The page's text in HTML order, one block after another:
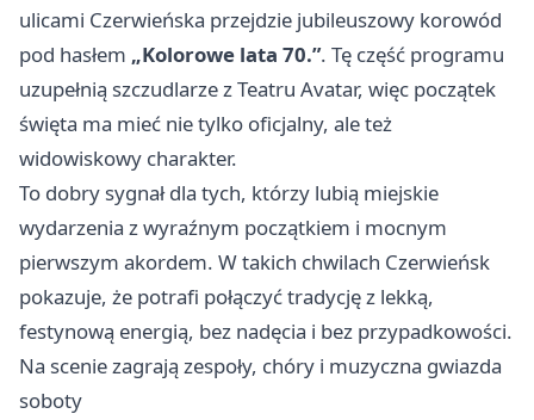
ulicami Czerwieńska przejdzie jubileuszowy korowód
pod hasłem „Kolorowe lata 70.”. Tę część programu
uzupełnią szczudlarze z Teatru Avatar, więc początek
święta ma mieć nie tylko oficjalny, ale też
widowiskowy charakter.
To dobry sygnał dla tych, którzy lubią miejskie
wydarzenia z wyraźnym początkiem i mocnym
pierwszym akordem. W takich chwilach Czerwieńsk
pokazuje, że potrafi połączyć tradycję z lekką,
festynową energią, bez nadęcia i bez przypadkowości.
Na scenie zagrają zespoły, chóry i muzyczna gwiazda
soboty